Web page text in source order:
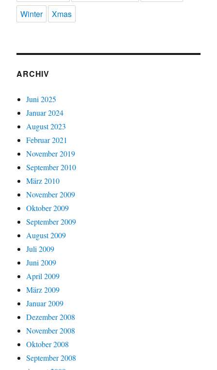
Winter
Xmas
ARCHIV
Juni 2025
Januar 2024
August 2023
Februar 2021
November 2019
September 2010
März 2010
November 2009
Oktober 2009
September 2009
August 2009
Juli 2009
Juni 2009
April 2009
März 2009
Januar 2009
Dezember 2008
November 2008
Oktober 2008
September 2008